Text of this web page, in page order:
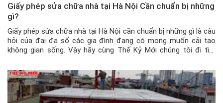
Giấy phép sửa chữa nhà tại Hà Nội Cần chuẩn bị những
gì?
Giấy phép sửa chữa nhà tại Hà Nội cần chuẩn bị những gì là câu
hỏi của đại đa số các gia đình đang có mong muốn cải tạo
không gian sống. Vậy hãy cùng Thế Kỷ Mới chúng tôi đi tìm